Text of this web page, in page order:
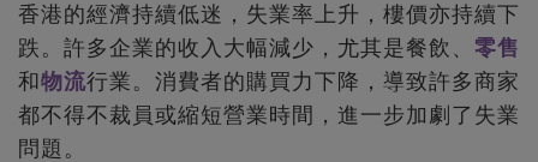
香港的經濟持續低迷，失業率上升，樓價亦持續下
跌。許多企業的收入大幅減少，尤其是餐飲、 零售
和物流行業。消費者的購買力下降，導致許多商家
都不得不裁員或縮短營業時間，進一步加劇了失業
問題。